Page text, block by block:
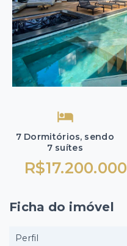
7 Dormitórios, sendo
7 suítes
R$17.200.000
Ficha do imóvel
Perfil